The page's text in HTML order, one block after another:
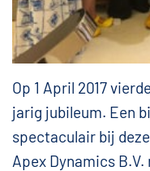
Op 1 April 2017
jarig jubileum. Een
spectaculair bij
Apex Dynamics